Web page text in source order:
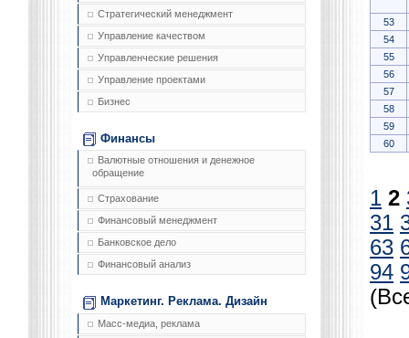
Стратегический менеджмент
Управление качеством
Управленческие решения
Управление проектами
Бизнес
Финансы
Валютные отношения и денежное
обращение
Страхование
Финансовый менеджмент
Банковское дело
Финансовый анализ
Маркетинг. Реклама. Дизайн
Масс-медиа, реклама
53
54
55
56
57
58
59
60
1 2
31
63
94